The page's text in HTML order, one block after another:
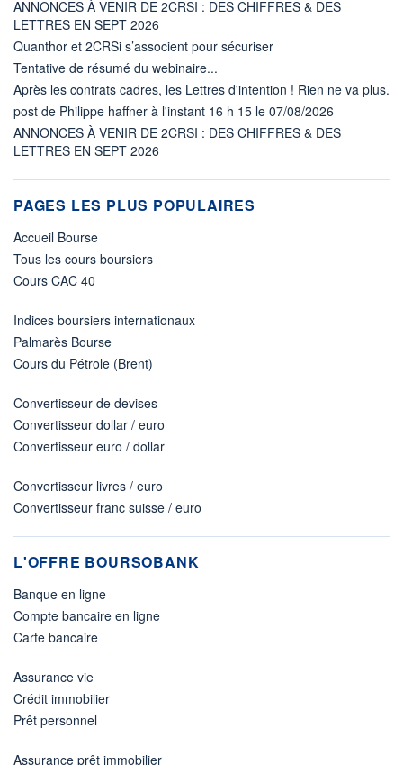
ANNONCES À VENIR DE 2CRSI : DES CHIFFRES & DES
LETTRES EN SEPT 2026
Quanthor et 2CRSi s’associent pour sécuriser
Tentative de résumé du webinaire...
Après les contrats cadres, les Lettres d'intention ! Rien ne va plus.
post de Philippe haffner à l'instant 16 h 15 le 07/08/2026
ANNONCES À VENIR DE 2CRSI : DES CHIFFRES & DES
LETTRES EN SEPT 2026
PAGES LES PLUS POPULAIRES
Accueil Bourse
Tous les cours boursiers
Cours CAC 40
Indices boursiers internationaux
Palmarès Bourse
Cours du Pétrole (Brent)
Convertisseur de devises
Convertisseur dollar / euro
Convertisseur euro / dollar
Convertisseur livres / euro
Convertisseur franc suisse / euro
L'OFFRE BOURSOBANK
Banque en ligne
Compte bancaire en ligne
Carte bancaire
Assurance vie
Crédit immobilier
Prêt personnel
Assurance prêt immobilier